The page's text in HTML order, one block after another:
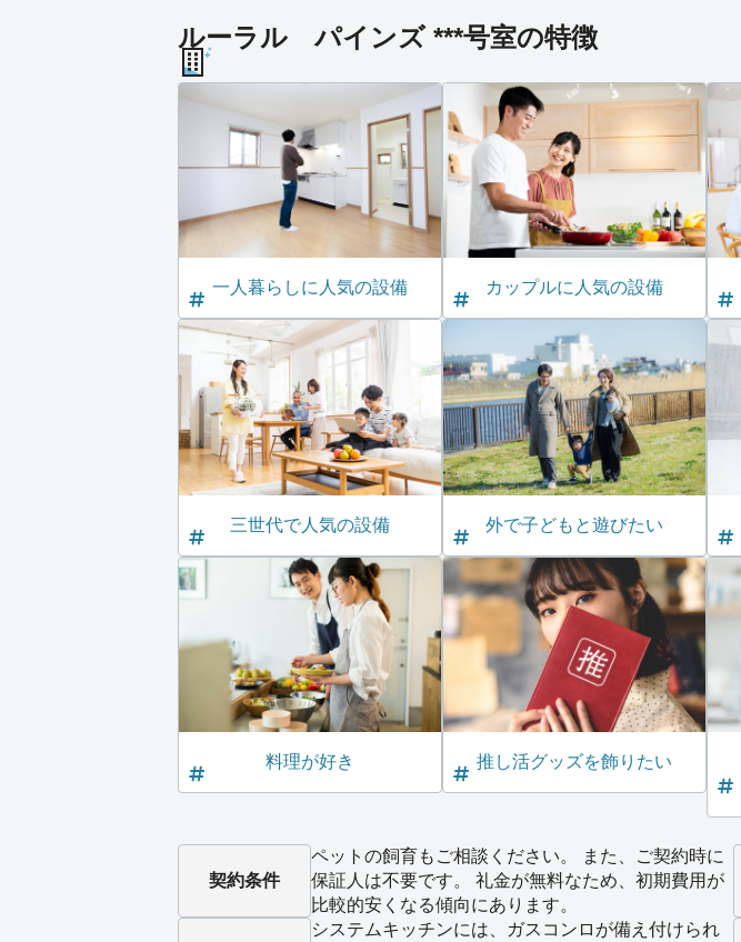
ルーラル パインズ ***号室の特徴
一人暮らしに人気の設備 カップルに人気の設備
三世代で人気の設備 外で子どもと遊びたい
料理が好き 推し活グッズを飾りたい
契約条件
ペットの飼育もご相談ください。 また、ご契約時に
保証人は不要です。 礼金が無料なため、初期費用が
比較的安くなる傾向にあります。
システムキッチンには、ガスコンロが備え付けられ